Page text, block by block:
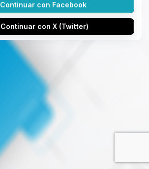
Continuar con Facebook
Continuar con X (Twitter)